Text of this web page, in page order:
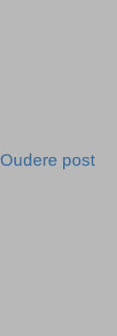
Oudere post